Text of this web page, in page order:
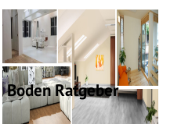
Boden Ratgeber